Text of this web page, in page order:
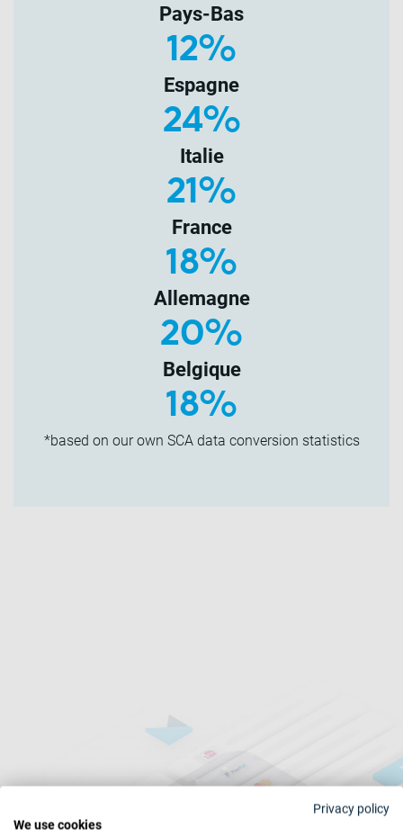
Pays-Bas
12%
Espagne
24%
Italie
21%
France
18%
Allemagne
20%
Belgique
18%
*based on our own SCA data conversion statistics
Privacy policy
We use cookies